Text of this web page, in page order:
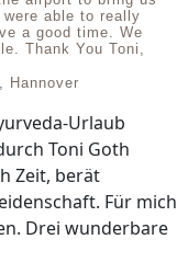
able to really
a good time. We
Thank You Toni,
Hannover